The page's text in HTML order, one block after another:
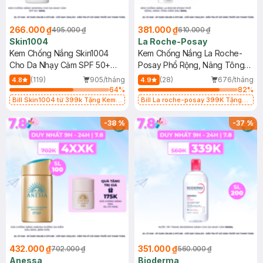
266.000 ₫495.000 ₫
Skin1004
Kem Chống Nắng Skin1004
Cho Da Nhạy Cảm SPF 50+
50ml
4.8 (119)
905/tháng
64%
Bill Skin1004 từ 399k Tặng Kem
SPF 50+ 20ml (SL Có Hạn)
381.000 ₫610.000 ₫
La Roche-Posay
Kem Chống Nắng La Roche-
Posay Phổ Rộng, Nâng Tông
Kiềm Dầu 50ml
4.9 (28)
676/tháng
82%
Bill La roche-posay 399K Tặng
(SL có hạn)
-38%
432.000 ₫702.000 ₫
Anessa
-37%
351.000 ₫560.000 ₫
Bioderma